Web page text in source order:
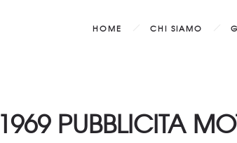
HOME CHI SIAMO
1969 PUBBLICITA